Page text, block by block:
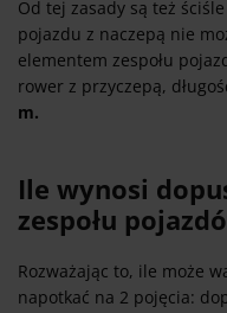
Od tej zasady są też
pojazdu z naczepą nie
elementem zespołu
rower z przyczepą,
m.
Ile wynosi
zespołu
Rozważając to, ile może
napotkać na 2 pojęcia: